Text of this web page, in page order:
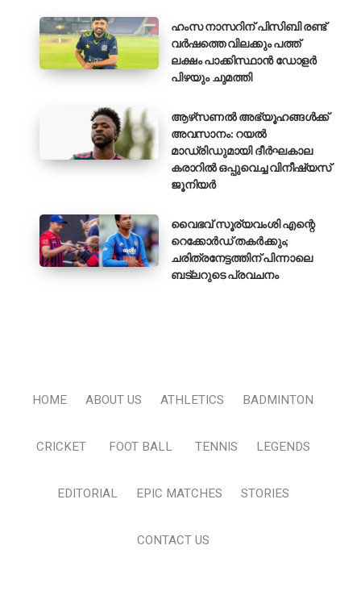
ഹംസ നാസറിന് പിസിബി രണ്ട്
വർഷത്തെ വിലക്കും പത്ത്
ലക്ഷം പാക്കിസ്ഥാൻ ഡോളർ
പിഴയും ചുമത്തി
ആഴ്‌സണൽ അഭ്യൂഹങ്ങൾക്ക്
അവസാനം: റയൽ
മാഡ്രിഡുമായി ദീർഘകാല
കരാറിൽ ഒപ്പുവെച്ച വിനീഷ്യസ്
ജൂനിയർ
വൈഭവ് സൂര്യവംശി എന്റെ
റെക്കോർഡ് തകർക്കും;
ചരിത്രനേട്ടത്തിന് പിന്നാലെ
ബട്‌ലറുടെ പ്രവചനം
HOME ABOUT US ATHLETICS BADMINTON
CRICKET FOOT BALL TENNIS LEGENDS
EDITORIAL EPIC MATCHES STORIES
CONTACT US